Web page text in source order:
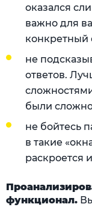
оказался
важно для
конкретный
не
ответов.
были
не бойтесь
в такие
раскроется
функционал.